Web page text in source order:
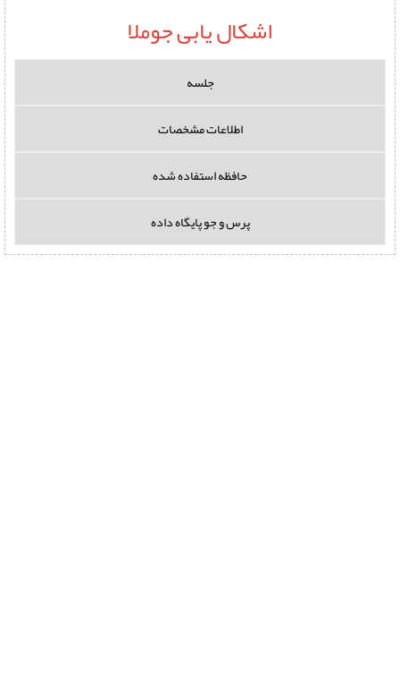
اشکال یابی جوملا